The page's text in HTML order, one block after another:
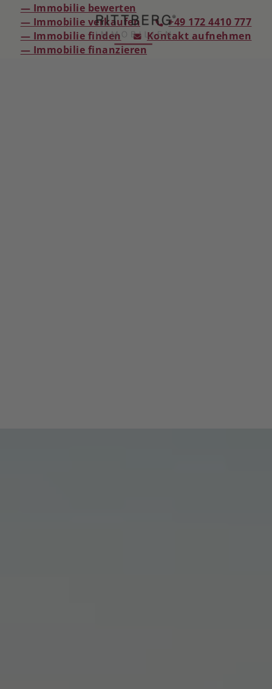
— Immobilie bewerten
— Immobilie verkaufen
— Immobilie finden
— Immobilie finanzieren
+49 172 4410 777
Kontakt aufnehmen